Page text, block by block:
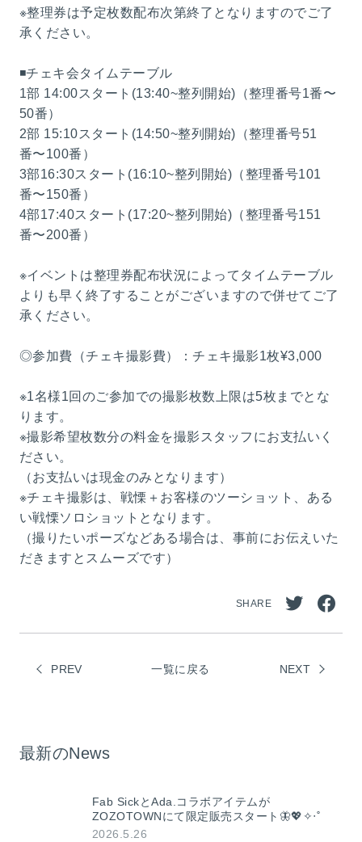
※整理券は予定枚数配布次第終了となりますのでご了
承ください。
◾️チェキ会タイムテーブル
1部 14:00スタート(13:40~整列開始)（整理番号1番〜
50番）
2部 15:10スタート(14:50~整列開始)（整理番号51
番〜100番）
3部16:30スタート(16:10~整列開始)（整理番号101
番〜150番）
4部17:40スタート(17:20~整列開始)（整理番号151
番〜200番）
※イベントは整理券配布状況によってタイムテーブル
よりも早く終了することがございますので併せてご了
承ください。
◎参加費（チェキ撮影費）：チェキ撮影1枚¥3,000
※1名様1回のご参加での撮影枚数上限は5枚までとな
ります。
※撮影希望枚数分の料金を撮影スタッフにお支払いく
ださい。
（お支払いは現金のみとなります）
※チェキ撮影は、戦慄＋お客様のツーショット、ある
い戦慄ソロショットとなります。
（撮りたいポーズなどある場合は、事前にお伝えいた
だきますとスムーズです）
SHARE
シェ
でシ
PREV 一覧に戻る NEXT
最新のNews
Fab SickとAda.コラボアイテムが
ZOZOTOWNにて限定販売スタート🦋💖✧‧˚
2026.5.26